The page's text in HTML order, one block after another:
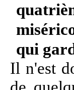
qui
Il n'est